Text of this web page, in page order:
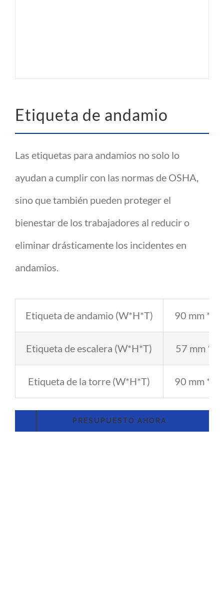
Etiqueta de andamio
Las etiquetas para andamios no solo lo
ayudan a cumplir con las normas de OSHA,
sino que también pueden proteger el
bienestar de los trabajadores al reducir o
eliminar drásticamente los incidentes en
andamios.
Etiqueta de andamio (W*H*T) 90 mm *
Etiqueta de escalera (W*H*T) 57 mm *
Etiqueta de la torre (W*H*T) 90 mm *
PRESUPUESTO AHORA